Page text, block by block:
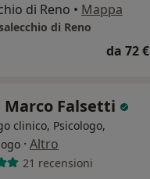
di Reno • Mappa
di Reno
da 72 €
Marco Falsetti
clinico, Psicologo,
· Altro
21 recensioni